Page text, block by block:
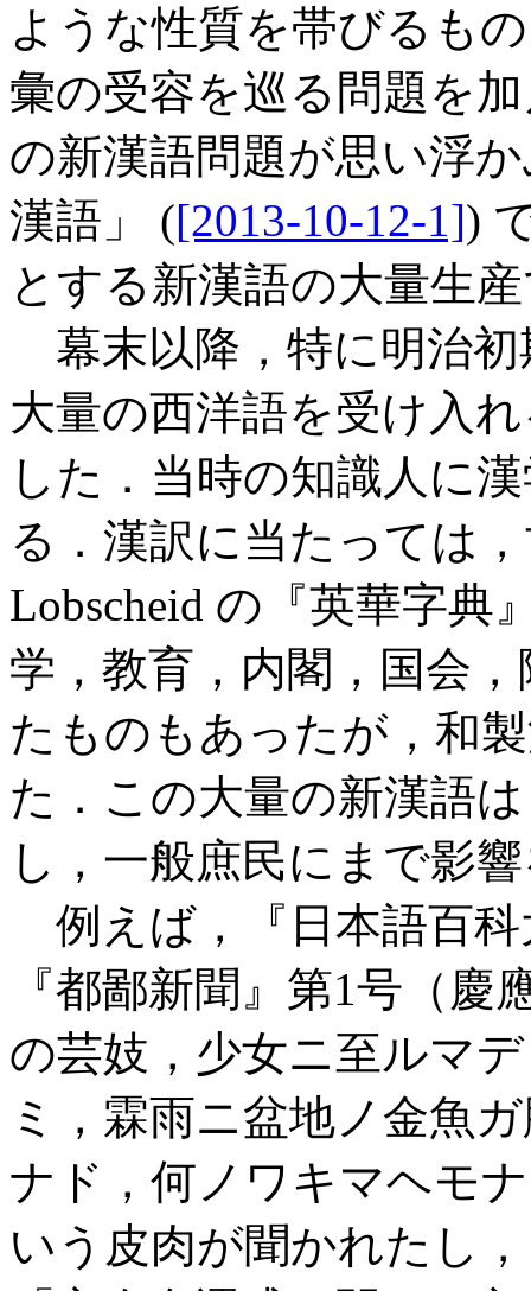
ような性質を帯びるも
彙の受容を巡る問題を
の新漢語問題が思い浮
漢語」 ([2013-10-12-1])
とする新漢語の大量生
幕末以降，特に明治
大量の西洋語を受け入
した．当時の知識人に
る．漢訳に当たっては
Lobscheid の『英華字典
学，教育，内閣，国会
たものもあったが，和
た．この大量の新漢語
し，一般庶民にまで影
例えば，『日本語百科
『都鄙新聞』第1号（
の芸妓，少女ニ至ルマ
ミ，霖雨ニ盆地ノ金魚
ナド，何ノワキマヘモ
いう皮肉が聞かれたし